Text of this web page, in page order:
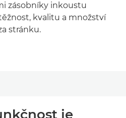
zásobníky inkoustu
kvalitu a množství
stránku.
breadcrumbs
je